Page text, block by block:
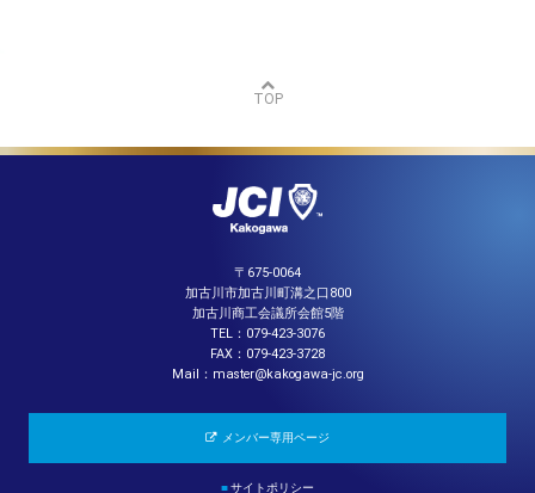
TOP
〒675-0064
加古川市加古川町溝之口800
加古川商工会議所会館5階
TEL：079-423-3076
FAX：079-423-3728
Mail：master@kakogawa-jc.org
メンバー専用ページ
■サイトポリシー